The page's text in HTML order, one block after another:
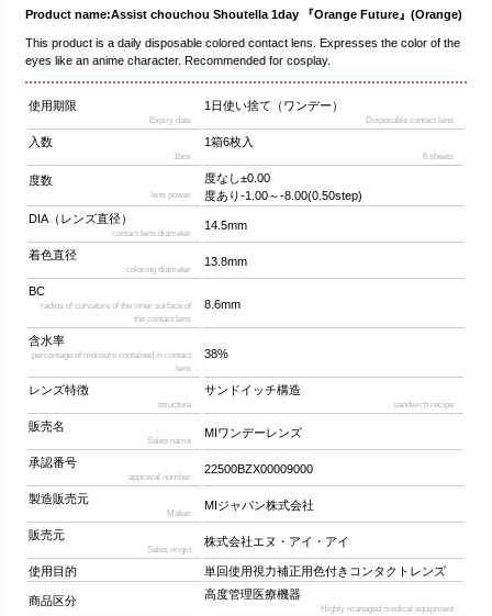
Product name:Assist chouchou Shoutella 1day 『Orange Future』(Orange)
This product is a daily disposable colored contact lens. Expresses the color of the
eyes like an anime character. Recommended for cosplay.
使用期限
Expiry date
1日使い捨て（ワンデー）
Disposable contact lens
入数
1box
1箱6枚入
6 sheets
度数
lens power
度なし±0.00
度あり-1.00～-8.00(0.50step)
DIA（レンズ直径）
contact lens diameter
14.5mm
着色直径
coloring diameter
13.8mm
BC
radius of curvature of the inner surface of
the contact lens
8.6mm
含水率
percentage of moisture contained in contact
lens
38%
レンズ特徴
structure
サンドイッチ構造
sandwich recipe
販売名
Sales name
MIワンデーレンズ
承認番号
approval number
22500BZX00009000
製造販売元
Maker
MIジャパン株式会社
販売元
Sales origin
株式会社エヌ・アイ・アイ
使用目的 単回使用視力補正用色付きコンタクトレンズ
商品区分 高度管理医療機器
Highly managed medical equipment